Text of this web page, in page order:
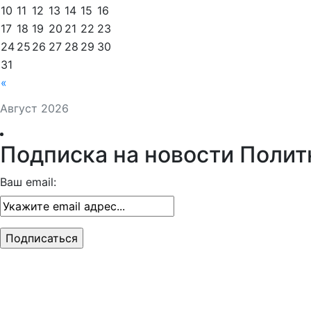
Август 2026
«
10 11 12 13 14 15 16
17 18 19 20 21 22 23
24 25 26 27 28 29 30
31
Подписка на новости
Ваш email: